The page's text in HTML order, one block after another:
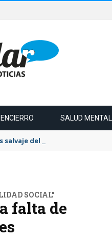
ENCIERRO SALUD MENTAL
salvaje del último tiempo
SOCIAL"
falta de